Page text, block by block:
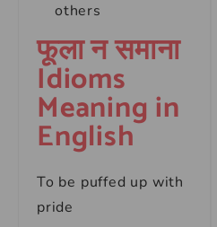
others
फूला न समाना
Idioms
Meaning in
English
To be puffed up with
pride